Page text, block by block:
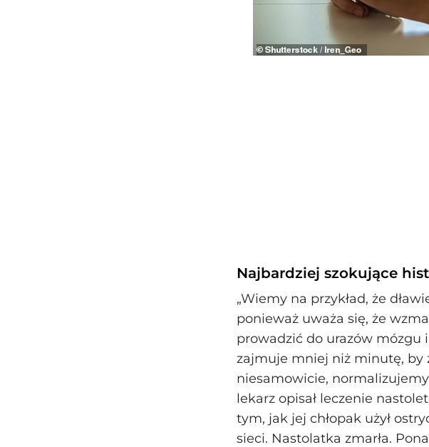
Najbardziej szokujące
„Wiemy na przykład, że
ponieważ uważa się, że
prowadzić do urazów
zajmuje mniej niż minutę, by
niesamowicie,
lekarz opisał leczenie
tym, jak jej chłopak użył
sieci. Nastolatka zmarła.